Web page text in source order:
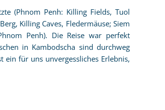
(Phnom Penh: Killing Fields, Tuol
Killing Caves, Fledermäuse; Siem
Penh). Die Reise war perfekt
in Kambodscha sind durchweg
für uns unvergessliches Erlebnis,